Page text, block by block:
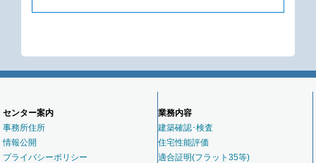
センター案内
事務所住所
情報公開
プライバシーポリシー
業務内容
建築確認･検査
住宅性能評価
適合証明(フラット35等)